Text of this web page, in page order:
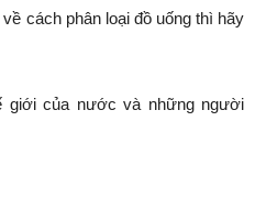
cách phân loại đồ uống thì hãy
giới của nước và những người